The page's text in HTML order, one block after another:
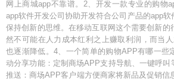
网上商城app不靠谱。2、开发一款专业的购物
app软件开发公司协助开发符合公司产品的app软
保持创新的思维。在移动互联网这个需要创新的
然不可能在人力成本红利之上赚取利润，而当
也逐渐降低。4、一个简单的购物APP有哪一些
动分享功能：定制商场APP支持导航、一键呼叫
推送：商场APP客户端方便商家将新品及促销信